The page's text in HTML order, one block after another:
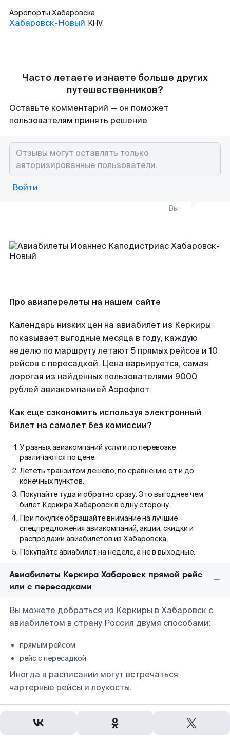
Аэропорты Хабаровска
Хабаровск-Новый KHV
Часто летаете и знаете больше других
путешественников?
Оставьте комментарий — он поможет
пользователям принять решение
Войти
Вы
Про авиаперелеты на нашем сайте
Календарь низких цен на авиабилет из Керкиры
показывает выгодные месяца в году, каждую
неделю по маршруту летают 5 прямых рейсов и 10
рейсов с пересадкой. Цена варьируется, самая
дорогая из найденных пользователями 9000
рублей авиакомпанией Аэрофлот.
Как еще сэкономить используя электронный
билет на самолет без комиссии?
У разных авиакомпаний услуги по перевозке
различаются по цене.
Лететь транзитом дешево, по сравнению от и до
конечных пунктов.
Покупайте туда и обратно сразу. Это выгоднее чем
билет Керкира Хабаровск в одну сторону.
При покупке обращайте внимание на лучшие
спецпредложения авиакомпаний, акции, скидки и
распродажи авиабилетов из Хабаровска.
Покупайте авиабилет на неделе, а не в выходные.
Авиабилеты Керкира Хабаровск прямой рейс
или с пересадками
Вы можете добраться из Керкиры в Хабаровск с
авиабилетом в страну Россия двумя способами:
прямым рейсом
рейс с пересадкой
Иногда в расписании могут встречаться
чартерные рейсы и лоукосты.